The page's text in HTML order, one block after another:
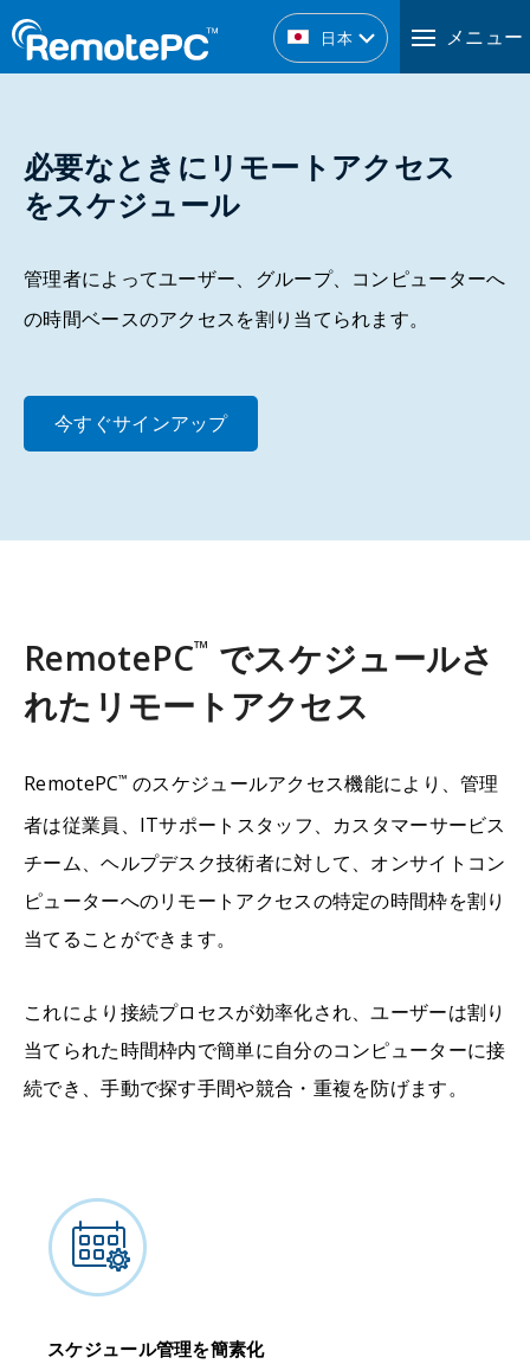
日本 メニュー
必要なときにリモートアクセス
をスケジュール
管理者によってユーザー、グループ、コンピューターへ
の時間ベースのアクセスを割り当てられます。
今すぐサインアップ
RemotePC™ でスケジュールさ
れたリモートアクセス
RemotePC™ のスケジュールアクセス機能により、管理
者は従業員、ITサポートスタッフ、カスタマーサービス
チーム、ヘルプデスク技術者に対して、オンサイトコン
ピューターへのリモートアクセスの特定の時間枠を割り
当てることができます。
これにより接続プロセスが効率化され、ユーザーは割り
当てられた時間枠内で簡単に自分のコンピューターに接
続でき、手動で探す手間や競合・重複を防げます。
スケジュール管理を簡素化